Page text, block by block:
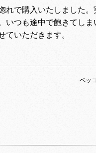
れで購入いたしました
いつも途中で飽きてし
ていただきます。
ベッ